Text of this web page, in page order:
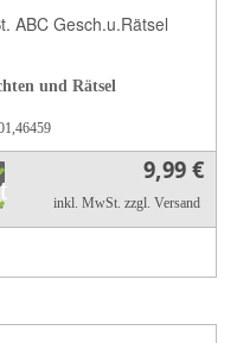
und Rätsel
9,99 €
inkl. MwSt. zzgl. Versand